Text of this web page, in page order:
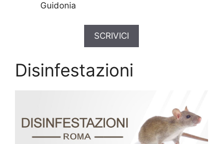
Guidonia
SCRIVICI
Disinfestazioni